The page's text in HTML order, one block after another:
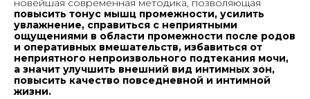
новейшая современная методика, позволяющая
повысить тонус мышц промежности, усилить
увлажнение, справиться с неприятными
ощущениями в области промежности после родов
и оперативных вмешательств, избавиться от
неприятного непроизвольного подтекания мочи,
а значит улучшить внешний вид интимных зон,
повысить качество повседневной и интимной
жизни.